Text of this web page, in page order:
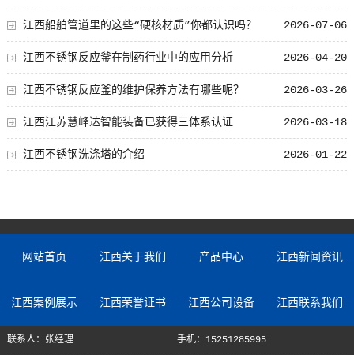
2026-07-06
江西船舶管道里的这些“硬核材质”你都认识吗？
2026-04-20
江西不锈钢反应釜在制药行业中的应用分析
2026-03-26
江西不锈钢反应釜的维护保养方法有哪些呢？
2026-03-18
江西江苏慧峰达智能装备已获得三体系认证
2026-01-22
江西不锈钢洗涤塔的介绍
网站首页 江西关于我们 产品中心 江西新闻资讯
江西案例展示 江西荣誉证书 江西公司设备 江西联系我们
联系人：张经理 手机：15251285995